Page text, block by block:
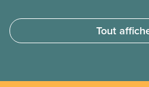
veille à la sécurité des
vol et au sol, chaque jour et aux
Tout